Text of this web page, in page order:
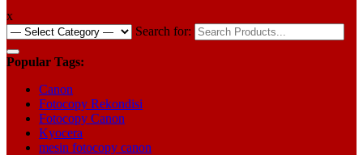
x
Search for:
Popular Tags:
Canon
Fotocopy Rekondisi
Fotocopy Canon
Kyocera
mesin fotocopy canon